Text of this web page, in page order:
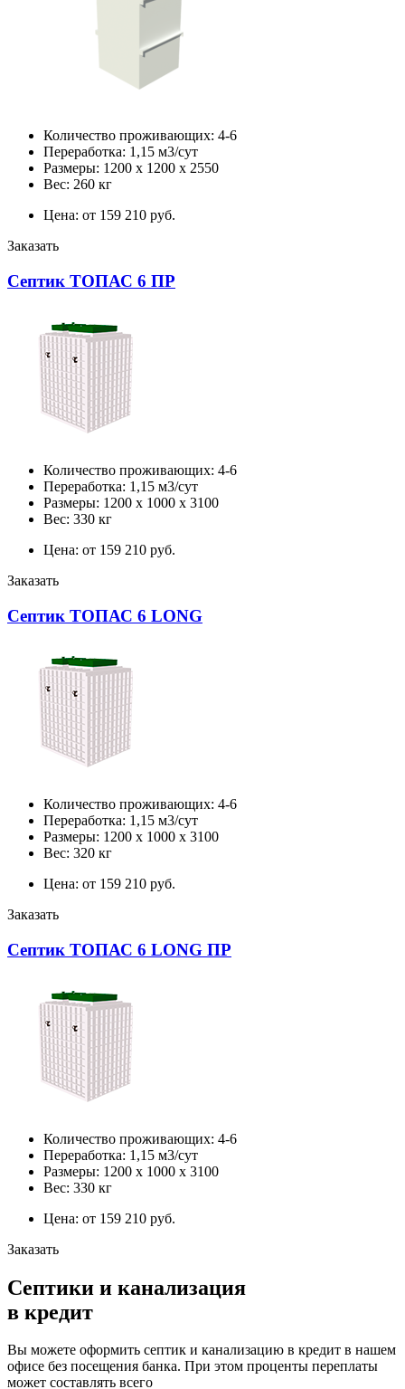
Количество проживающих: 4-6
Переработка: 1,15 м3/сут
Размеры: 1200 х 1200 х 2550
Вес: 260 кг
Цена: от 159 210 руб.
Заказать
Септик ТОПАС 6 ПР
Количество проживающих: 4-6
Переработка: 1,15 м3/сут
Размеры: 1200 х 1000 х 3100
Вес: 330 кг
Цена: от 159 210 руб.
Заказать
Септик ТОПАС 6 LONG
Количество проживающих: 4-6
Переработка: 1,15 м3/сут
Размеры: 1200 х 1000 х 3100
Вес: 320 кг
Цена: от 159 210 руб.
Заказать
Септик ТОПАС 6 LONG ПР
Количество проживающих: 4-6
Переработка: 1,15 м3/сут
Размеры: 1200 х 1000 х 3100
Вес: 330 кг
Цена: от 159 210 руб.
Заказать
Септики и канализация
в кредит
Вы можете оформить септик и канализацию в кредит в нашем
офисе без посещения банка. При этом проценты переплаты
может составлять всего